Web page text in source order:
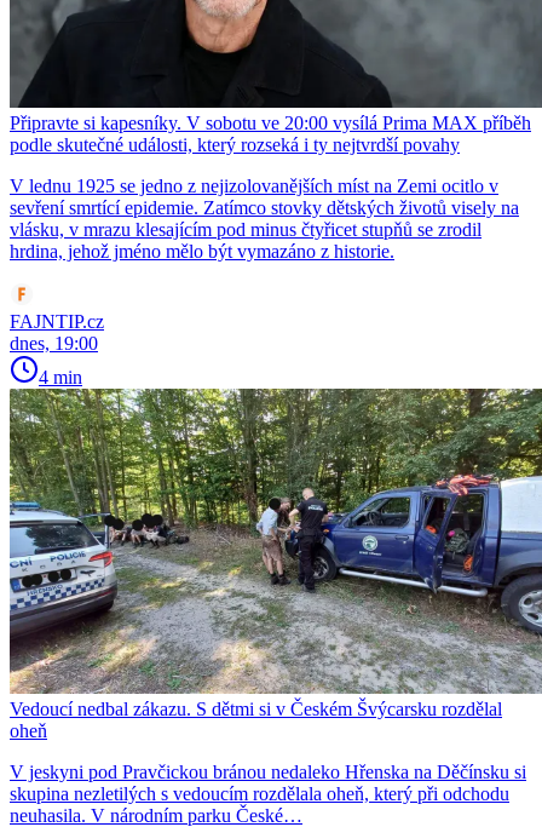
Připravte si kapesníky. V sobotu ve 20:00 vysílá Prima MAX příběh
podle skutečné události, který rozseká i ty nejtvrdší povahy
V lednu 1925 se jedno z nejizolovanějších míst na Zemi ocitlo v
sevření smrtící epidemie. Zatímco stovky dětských životů visely na
vlásku, v mrazu klesajícím pod minus čtyřicet stupňů se zrodil
hrdina, jehož jméno mělo být vymazáno z historie.
FAJNTIP.cz
dnes, 19:00
4 min
Vedoucí nedbal zákazu. S dětmi si v Českém Švýcarsku rozdělal
oheň
V jeskyni pod Pravčickou bránou nedaleko Hřenska na Děčínsku si
skupina nezletilých s vedoucím rozdělala oheň, který při odchodu
neuhasila. V národním parku České…